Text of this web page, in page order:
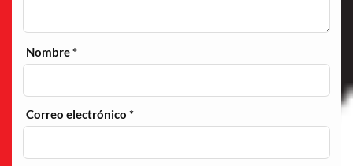
Nombre*
Correo electrónico*